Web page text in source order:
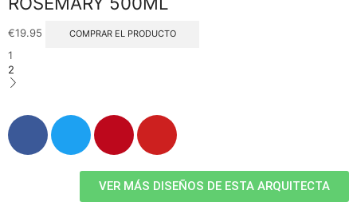
€19.95 COMPRAR EL PRODUCTO
1
2
VER MÁS DISEÑOS DE ESTA ARQUITECTA